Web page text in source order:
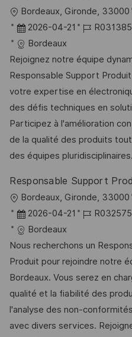
n
g
ö
f
f
e
n
t
l
i
c
h
u
n
g
O
r
t
Bordeaux, Gironde, 33000
D
a
t
u
m
d
e
r
V
r
ö
f
f
e
n
t
l
i
c
2026-04-21
J
b
-
I
D
Bordeaux
Rejoignez notre équipe
Responsable Support
votre expertise en
des défis techniques en
Participez à l'amélioration
de la qualité des produits
des équipes pluridisciplinaires.
Responsable Support
O
r
t
Bordeaux, Gironde, 33000
D
a
t
u
m
d
e
r
2026-04-21
J
b
-
I
D
Bordeaux
Nous recherchons un
Produit pour rejoindre notre
Bordeaux. Vous serez en
qualité et la fiabilité des
l'analyse des non-
avec divers services.